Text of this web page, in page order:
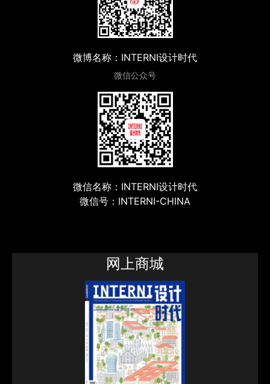
微博名称：INTERNI设计时代
微信公众号
微信名称：INTERNI设计时代
微信号：INTERNI-CHINA
网上商城